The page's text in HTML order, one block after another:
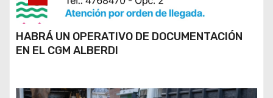
HABRÁ UN OPERATIVO DE DOCUMENTACIÓN
EN EL CGM ALBERDI